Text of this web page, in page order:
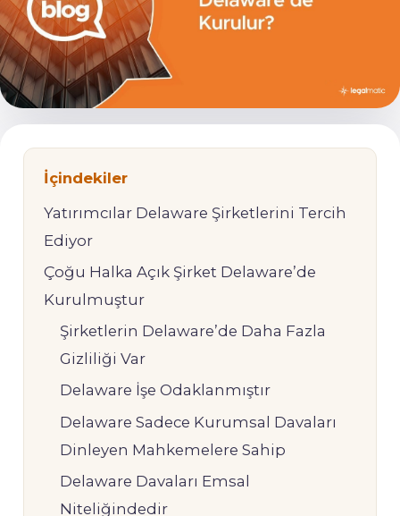
İçindekiler
Yatırımcılar Delaware Şirketlerini Tercih
Ediyor
Çoğu Halka Açık Şirket Delaware’de
Kurulmuştur
Şirketlerin Delaware’de Daha Fazla
Gizliliği Var
Delaware İşe Odaklanmıştır
Delaware Sadece Kurumsal Davaları
Dinleyen Mahkemelere Sahip
Delaware Davaları Emsal
Niteliğindedir